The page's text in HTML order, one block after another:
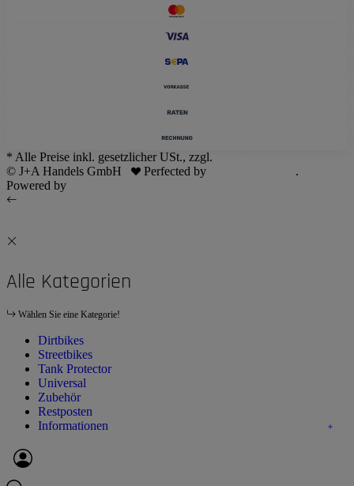
* Alle Preise inkl. gesetzlicher USt., zzgl.
© J+A Handels GmbH
Perfected by
.
Powered by
Alle Kategorien
Wählen Sie eine Kategorie!
Dirtbikes
Streetbikes
Tank Protector
Universal
Zubehör
Restposten
Informationen